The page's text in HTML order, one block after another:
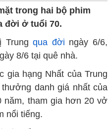
trong hai bộ phim
đời ở tuổi 70.
Trungqua đời ngày 6/6,
8/6 tại quê nhà.
gia hạng Nhất của Trung
danh giá nhất của
năm, tham gia hơn 20 vở
nổi tiếng.